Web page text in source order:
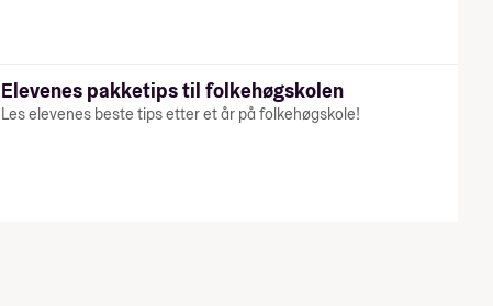
Elevenes pakketips til folkehøgskolen
Les elevenes beste tips etter et år på folkehøgskole!